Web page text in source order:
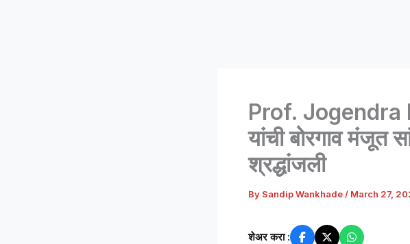
Prof. Jogendra
यांची बोरगाव मंजूत
श्रद्धांजली
By Sandip Wankhade / March 27,
शेअर करा :